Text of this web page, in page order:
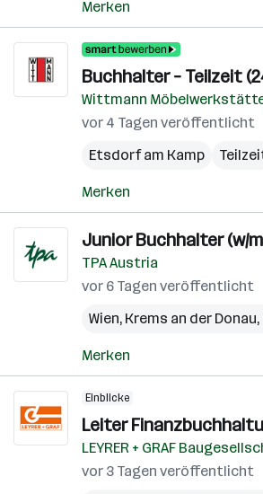
Merken
Buchhalter – Teilzeit
Wittmann
vor 4 Tagen veröffentlicht
Etsdorf am Kamp
Merken
Junior Buchhalter (w/
TPA Austria
vor 6 Tagen veröffentlicht
Wien, Krems an der Donau,
Merken
Einblicke
Leiter
LEYRER + GRAF
vor 3 Tagen veröffentlicht